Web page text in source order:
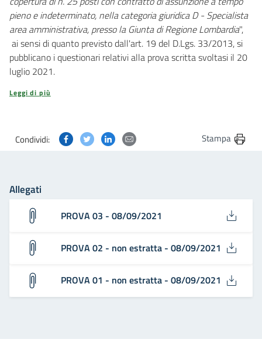
pieno e indeterminato, nella categoria giuridica D - Specialista
area amministrativa, presso la Giunta di Regione Lombardia",
ai sensi di quanto previsto dall'art. 19 del D.Lgs. 33/2013, si
pubblicano i questionari relativi alla prova scritta svoltasi il 20
luglio 2021.
Leggi di più
Condividi: Condividi questa pagina su Facebook
Condividi questa pagina su Twitter
Condividi questa pagina su Linkedin
Condividi questa pagina via
Stampa
Allegati
PROVA 03 - 08/09/2021
PROVA 02 - non estratta - 08/09/2021
PROVA 01 - non estratta - 08/09/2021